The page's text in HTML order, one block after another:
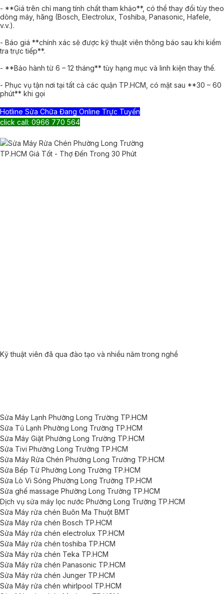
- **Giá trên chỉ mang tính chất tham khảo**, có thể thay đổi tùy theo
dòng máy, hãng (Bosch, Electrolux, Toshiba, Panasonic, Hafele,
v.v.).
- Báo giá **chính xác sẽ được kỹ thuật viên thông báo sau khi kiểm
tra trực tiếp**.
- **Bảo hành từ 6 – 12 tháng** tùy hạng mục và linh kiện thay thế.
- Phục vụ tận nơi tại tất cả các quận TP.HCM, có mặt sau **30 – 60
phút** khi gọi
Hotline Sửa Chữa Đang Online Trực Tuyến
click call: 0966 770 564
Kỹ thuật viên đã qua đào tạo và nhiều năm trong nghề
Sửa Máy Lạnh Phường Long Trường TP.HCM
Sửa Tủ Lạnh Phường Long Trường TP.HCM
Sửa Máy Giặt Phường Long Trường TP.HCM
Sửa Tivi Phường Long Trường TP.HCM
Sửa Máy Rửa Chén Phường Long Trường TP.HCM
Sửa Bếp Từ Phường Long Trường TP.HCM
Sửa Lò Vi Sóng Phường Long Trường TP.HCM
Sửa ghế massage Phường Long Trường TP.HCM
Dịch vụ sửa máy lọc nước Phường Long Trường TP.HCM
Sửa Máy rửa chén Buôn Ma Thuột BMT
Sửa Máy rửa chén Bosch TP.HCM
Sửa Máy rửa chén electrolux TP.HCM
Sửa Máy rửa chén toshiba TP.HCM
Sửa Máy rửa chén Teka TP.HCM
Sửa Máy rửa chén Panasonic TP.HCM
Sửa Máy rửa chén Junger TP.HCM
Sửa Máy rửa chén whirlpool TP.HCM